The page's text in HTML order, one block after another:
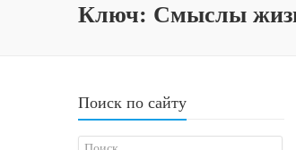
Ключ: Смыслы
Поиск по сайту